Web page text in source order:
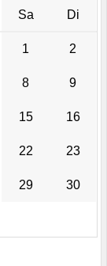
Sa Di
1 2
8 9
15 16
22 23
29 30